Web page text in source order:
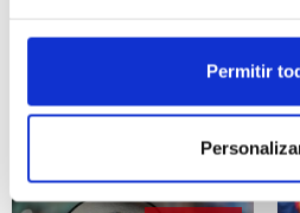
Permitir
Nepal: Cerimónia hindu
dedicada ao deus Xiva
Data: 03/08/2026 09:00